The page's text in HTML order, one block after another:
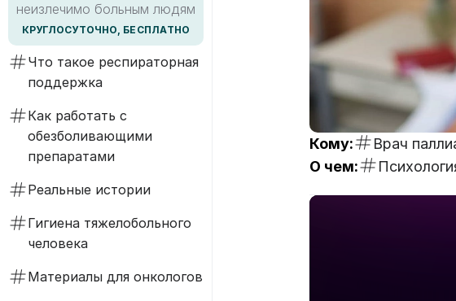
неизлечимо больным людям
КРУГЛОСУТОЧНО, БЕСПЛАТНО
Что такое респираторная
поддержка
Как работать с
обезболивающими
препаратами
Реальные истории
Гигиена тяжелобольного
человека
Материалы для онкологов
Кому: Врач
О чем: